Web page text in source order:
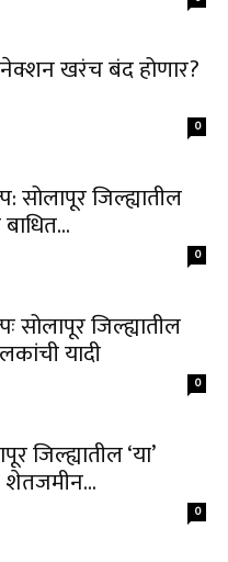
खरंच बंद होणार?
0
सोलापूर जिल्ह्यातील
0
सोलापूर जिल्ह्यातील
यादी
0
जिल्ह्यातील ‘या’
शेतजमीन...
0